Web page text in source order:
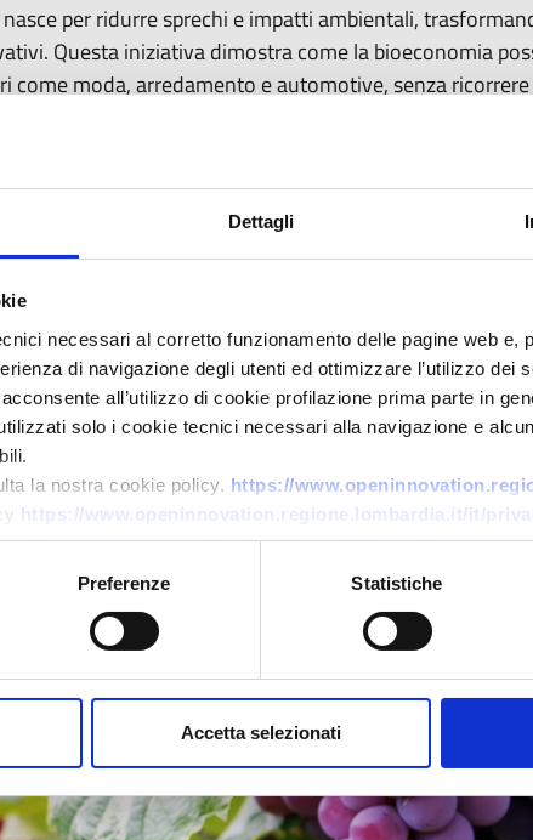
Dettagli
necessari al corretto funzionamento delle pagine web e,
di navigazione degli utenti ed ottimizzare l’utilizzo dei
all’utilizzo di cookie profilazione prima parte in
solo i cookie tecnici necessari alla navigazione e
la nostra cookie policy. https://
https://www.openinnovation.regione.lombardia.it/it/
Preferenze Statistiche
Accetta selezionati
nasce per ridurre sprechi e impatti ambientali,
Questa iniziativa dimostra come la bioeconomia
come moda, arredamento e automotive, senza
la vinaccia, residuo della produzione vinicola,
tecnici. Da questa materia prima si ottengono soluzioni
auto, elementi di arredo e packaging. Il progetto
e favorendo la circolarità: ogni anno milioni di
Wineleather, il materiale sviluppato, è già
mostrando come innovazione e creatività possano
e bio-based.